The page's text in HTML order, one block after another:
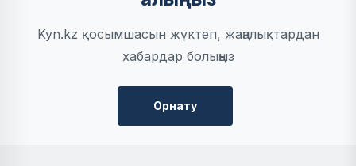
Kyn.kz қосымшасын жүктеп, жаңалықтардан
хабардар болыңыз
Орнату